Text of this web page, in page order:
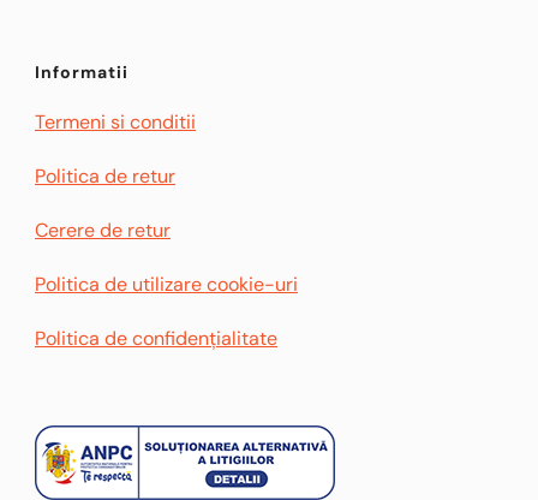
Informatii
Termeni si conditii
Politica de retur
Cerere de retur
Politica de utilizare cookie-uri
Politica de confidențialitate